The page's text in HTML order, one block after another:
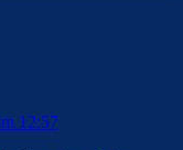
12:57